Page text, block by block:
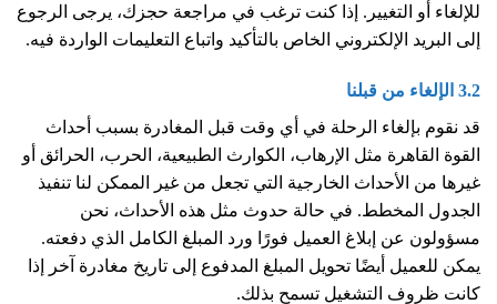
للإلغاء أو التغيير. إذا كنت ترغب في مراجعة حجزك، يرجى الرجوع
إلى البريد الإلكتروني الخاص بالتأكيد واتباع التعليمات الواردة فيه.
3.2 الإلغاء من قبلنا
قد نقوم بإلغاء الرحلة في أي وقت قبل المغادرة بسبب أحداث
القوة القاهرة مثل الإرهاب، الكوارث الطبيعية، الحرب، الحرائق أو
غيرها من الأحداث الخارجية التي تجعل من غير الممكن لنا تنفيذ
الجدول المخطط. في حالة حدوث مثل هذه الأحداث، نحن
مسؤولون عن إبلاغ العميل فورًا ورد المبلغ الكامل الذي دفعته.
يمكن للعميل أيضًا تحويل المبلغ المدفوع إلى تاريخ مغادرة آخر إذا
كانت ظروف التشغيل تسمح بذلك.